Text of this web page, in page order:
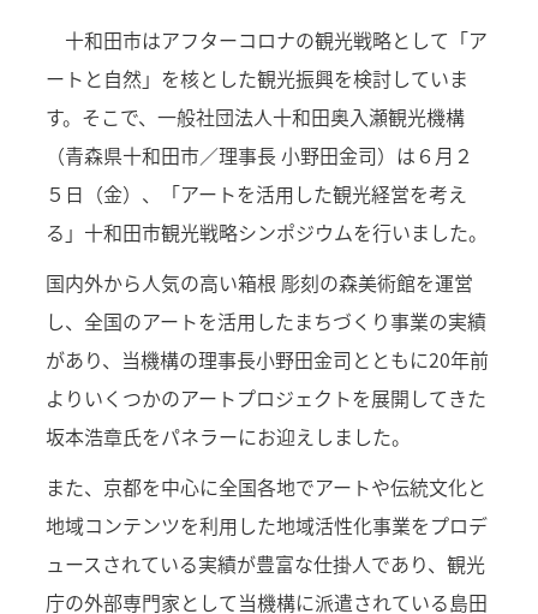
十和田市はアフターコロナの観光戦略として「ア
ートと自然」を核とした観光振興を検討していま
す。そこで、一般社団法人十和田奥入瀬観光機構
（青森県十和田市／理事長 小野田金司）は６月２
５日（金）、「アートを活用した観光経営を考え
る」十和田市観光戦略シンポジウムを行いました。
国内外から人気の高い箱根 彫刻の森美術館を運営
し、全国のアートを活用したまちづくり事業の実績
があり、当機構の理事長小野田金司とともに20年前
よりいくつかのアートプロジェクトを展開してきた
坂本浩章氏をパネラーにお迎えしました。
また、京都を中心に全国各地でアートや伝統文化と
地域コンテンツを利用した地域活性化事業をプロデ
ュースされている実績が豊富な仕掛人であり、観光
庁の外部専門家として当機構に派遣されている島田